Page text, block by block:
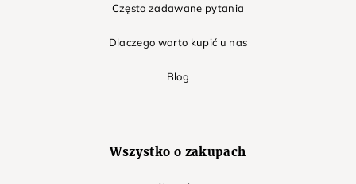
Często zadawane pytania
Dlaczego warto kupić u nas
Blog
Wszystko o zakupach